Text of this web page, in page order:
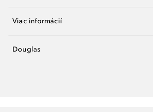
Viac informácií
Douglas